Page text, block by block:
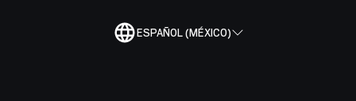
ESPAÑOL (MÉXICO)